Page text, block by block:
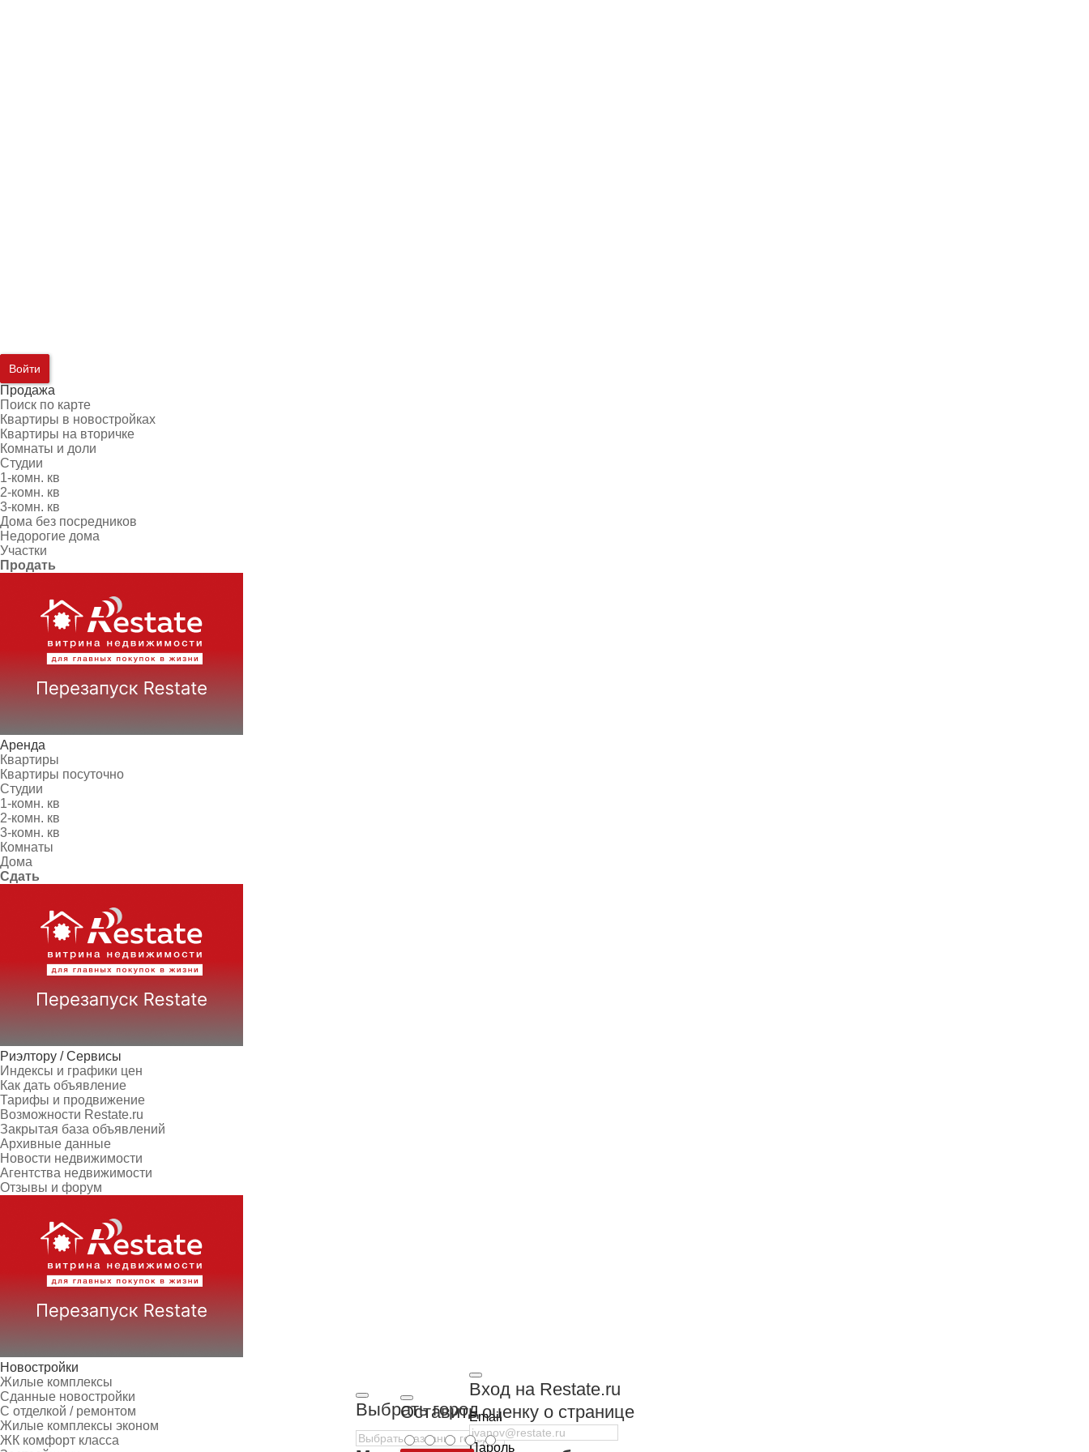
Войти
Продажа
Поиск по карте
Квартиры в новостройках
Квартиры на вторичке
Комнаты и доли
Студии
1-комн. кв
2-комн. кв
3-комн. кв
Дома без посредников
Недорогие дома
Участки
Продать
Аренда
Квартиры
Квартиры посуточно
Студии
1-комн. кв
2-комн. кв
3-комн. кв
Комнаты
Дома
Сдать
Риэлтору / Сервисы
Индексы и графики цен
Как дать объявление
Тарифы и продвижение
Возможности Restate.ru
Закрытая база объявлений
Архивные данные
Новости недвижимости
Агентства недвижимости
Отзывы и форум
Новостройки
Жилые комплексы
Сданные новостройки
С отделкой / ремонтом
Жилые комплексы эконом
ЖК комфорт класса
Выбрать город
Вход на Restate.ru
Email
Пароль
Оставить оценку о странице